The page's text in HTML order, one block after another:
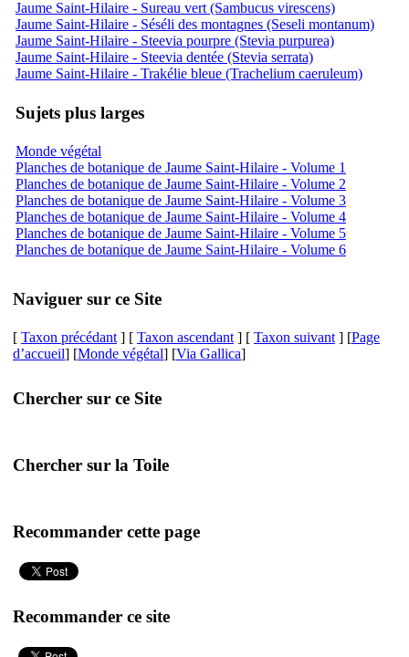
Jaume Saint-Hilaire - Sureau vert (Sambucus virescens)
Jaume Saint-Hilaire - Séséli des montagnes (Seseli montanum)
Jaume Saint-Hilaire - Steevia pourpre (Stevia purpurea)
Jaume Saint-Hilaire - Steevia dentée (Stevia serrata)
Jaume Saint-Hilaire - Trakélie bleue (Trachelium caeruleum)
Sujets plus larges
Monde végétal
Planches de botanique de Jaume Saint-Hilaire - Volume 1
Planches de botanique de Jaume Saint-Hilaire - Volume 2
Planches de botanique de Jaume Saint-Hilaire - Volume 3
Planches de botanique de Jaume Saint-Hilaire - Volume 4
Planches de botanique de Jaume Saint-Hilaire - Volume 5
Planches de botanique de Jaume Saint-Hilaire - Volume 6
Naviguer sur ce Site
[ Taxon précédant ] [ Taxon ascendant ] [ Taxon suivant ] [Page
d’accueil] [Monde végétal] [Via Gallica]
Chercher sur ce Site
Chercher sur la Toile
Recommander cette page
Recommander ce site